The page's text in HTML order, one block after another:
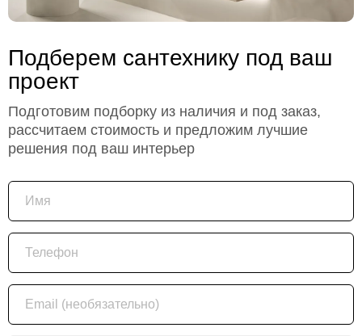
Подберем сантехнику под ваш
проект
Подготовим подборку из наличия и под заказ,
рассчитаем стоимость и предложим лучшие
решения под ваш интерьер
Имя
Телефон
Email (необязательно)